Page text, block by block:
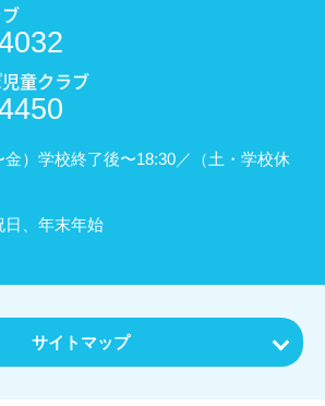
童クラブ
金）学校終了後〜18:30／（土・学校休
日、年末年始
サイトマップ